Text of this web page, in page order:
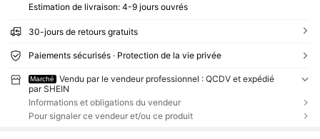
Estimation de livraison: 4-9 jours ouvrés
30-jours de retours gratuits
Paiements sécurisés · Protection de la vie privée
Marché
Vendu par le vendeur professionnel : QCDV et expédié
par SHEIN
Informations et obligations du vendeur
Pour signaler ce vendeur et/ou ce produit